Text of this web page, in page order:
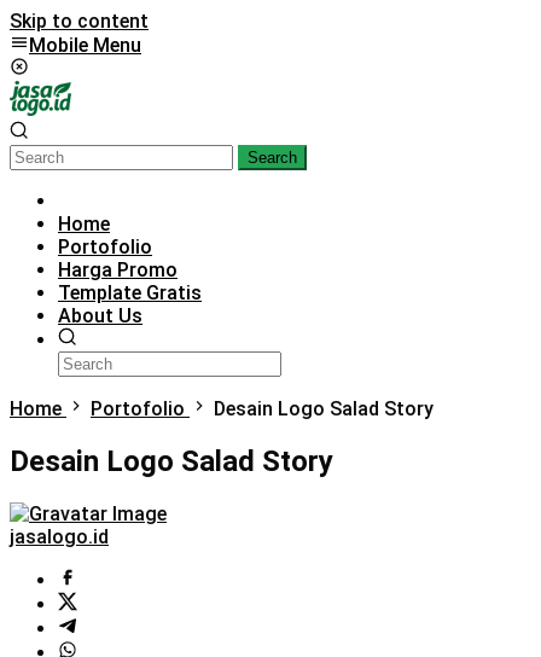
Skip to content
Mobile Menu
Search
Home
Portofolio
Harga Promo
Template Gratis
About Us
Home Portofolio Desain Logo Salad Story
Desain Logo Salad Story
jasalogo.id